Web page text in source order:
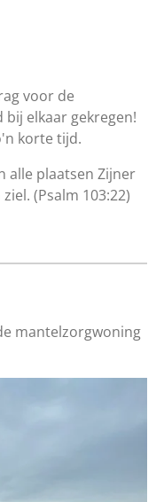
voor de
elkaar gekregen!
korte tijd.
alle plaatsen Zijner
(Psalm 103:22)
mantelzorgwoning